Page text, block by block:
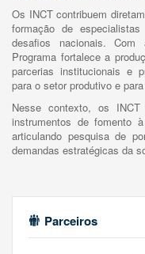
Os INCT contribuem
formação de
desafios nacionais. Com
Programa fortalece a
parcerias institucionais e
para o setor produtivo e
Nesse contexto, os
instrumentos de fomento
articulando pesquisa de
demandas estratégicas da
Parceiros